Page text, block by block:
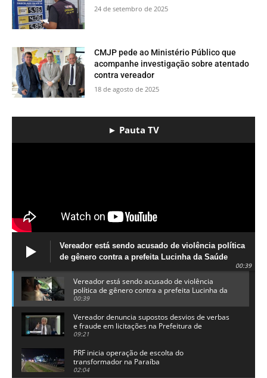
24 de setembro de 2025
CMJP pede ao Ministério Público que
acompanhe investigação sobre atentado
contra vereador
18 de agosto de 2025
► Pauta TV
Vereador está sendo acusado de violência política
de gênero contra a prefeita Lucinha da Saúde
00:39
Vereador está sendo acusado de violência
política de gênero contra a prefeita Lucinha da
Saúde
00:39
Vereador denuncia supostos desvios de verbas
e fraude em licitações na Prefeitura de
Alhandra
09:21
PRF inicia operação de escolta do
transformador na Paraíba
02:04